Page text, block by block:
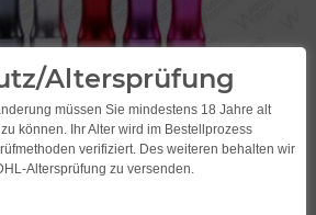
Altersprüfung
müssen Sie mindestens 18 Jahre alt
können. Ihr Alter wird im Bestellprozess
verifiziert. Des weiteren behalten wir
Altersprüfung zu versenden.